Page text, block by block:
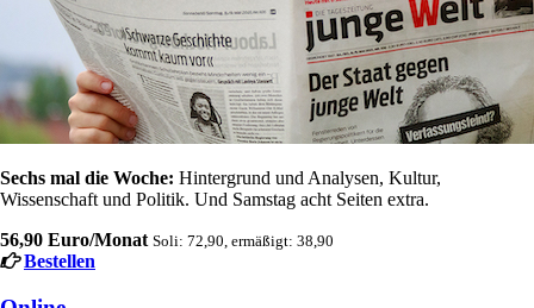
Sechs mal die Woche: Hintergrund und Analysen, Kultur,
Wissenschaft und Politik. Und Samstag acht Seiten extra.
56,90 Euro/Monat Soli: 72,90, ermäßigt: 38,90
Bestellen